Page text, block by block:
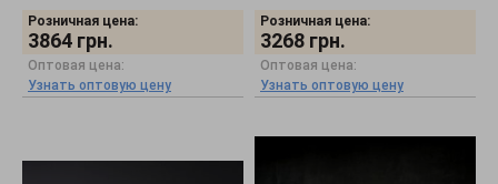
Розничная цена:
3864 грн.
Оптовая цена:
Узнать оптовую цену
Розничная цена:
3268 грн.
Оптовая цена:
Узнать оптовую цену